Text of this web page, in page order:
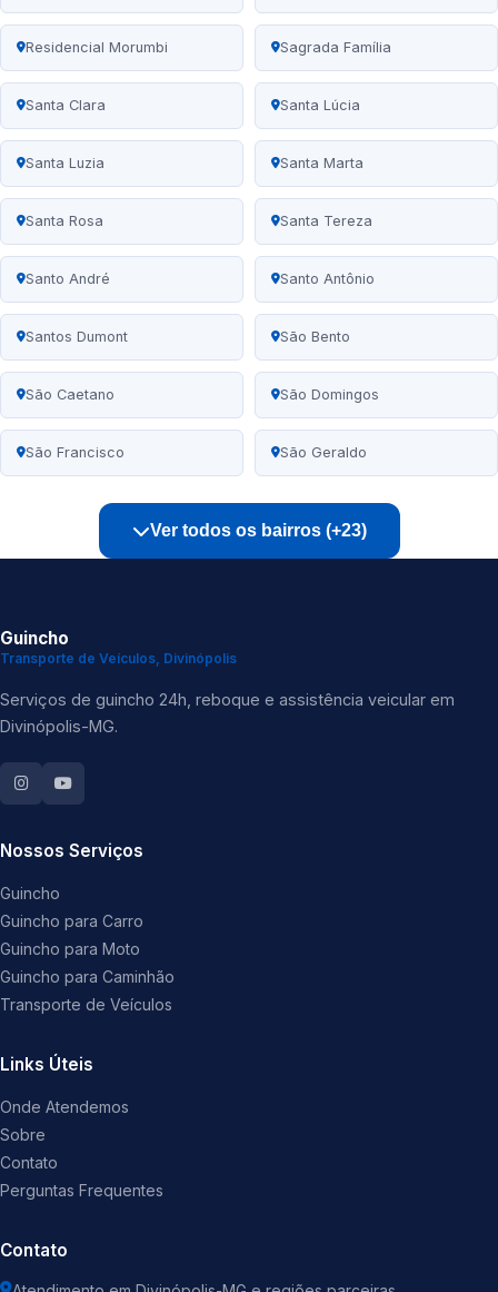
Residencial Morumbi Sagrada Família
Santa Clara Santa Lúcia
Santa Luzia Santa Marta
Santa Rosa Santa Tereza
Santo André Santo Antônio
Santos Dumont São Bento
São Caetano São Domingos
São Francisco São Geraldo
Ver todos os bairros (+23)
Guincho
Transporte de Veículos, Divinópolis
Serviços de guincho 24h, reboque e assistência veicular em
Divinópolis-MG.
Nossos Serviços
Guincho
Guincho para Carro
Guincho para Moto
Guincho para Caminhão
Transporte de Veículos
Links Úteis
Onde Atendemos
Sobre
Contato
Perguntas Frequentes
Contato